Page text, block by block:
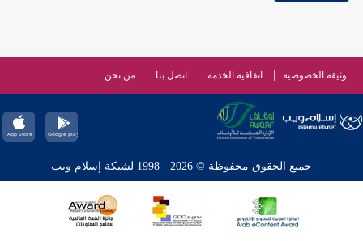
وثيقة الخصوصية اتفاقية الخدمة اتصل بنا من نحن
جميع الحقوق محفوظة © 2026 - 1998 لشبكة إسلام ويب